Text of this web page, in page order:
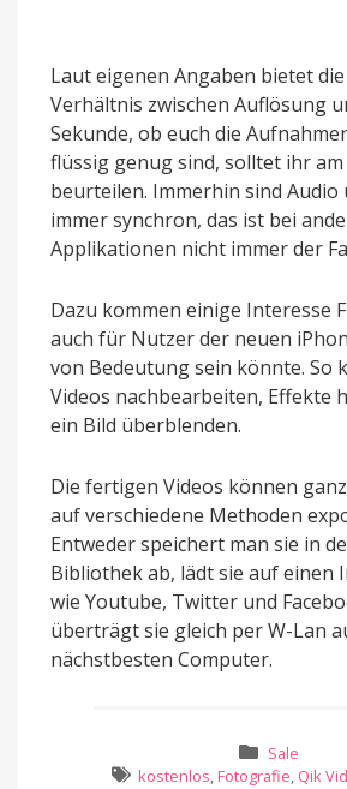
Laut eigenen Angaben bietet
Verhältnis zwischen Auflösung
Sekunde, ob euch die
flüssig genug sind, solltet ihr
beurteilen. Immerhin sind Audio
immer synchron, das ist bei
Applikationen nicht immer der
Dazu kommen einige Interesse
auch für Nutzer der neuen
von Bedeutung sein könnte. So
Videos nachbearbeiten, Effekte
ein Bild überblenden.
Die fertigen Videos können
auf verschiedene Methoden
Entweder speichert man sie in
Bibliothek ab, lädt sie auf einen
wie Youtube, Twitter und
überträgt sie gleich per W-Lan
nächstbesten Computer.
Sale
kostenlos, Fotografie, Qik